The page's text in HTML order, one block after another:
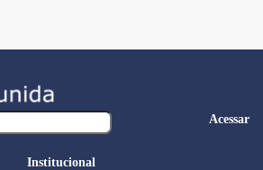
Acessar
Institucional